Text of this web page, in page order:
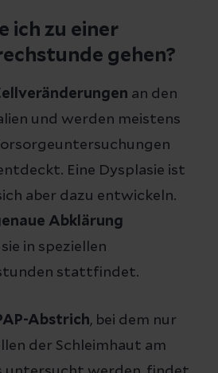
ich zu einer
gehen?
an den
und werden meistens
Eine Dysplasie ist
aber dazu entwickeln.
Abklärung
sie in speziellen
stattfindet.
Abstrich, bei dem nur
der Schleimhaut am